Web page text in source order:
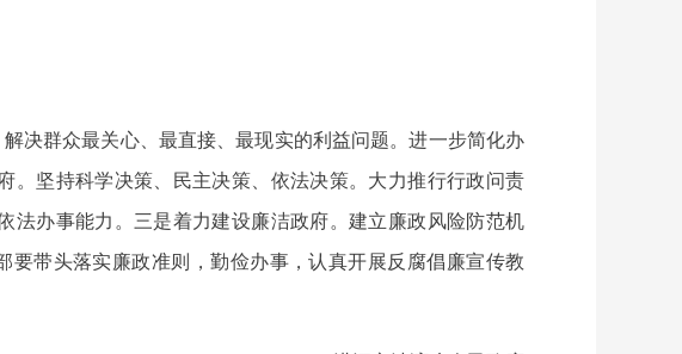
决群众最关心、最直接、最现实的利益问题。进一步简化办
坚持科学决策、民主决策、依法决策。大力推行行政问责
办事能力。三是着力建设廉洁政府。建立廉政风险防范机
带头落实廉政准则，勤俭办事，认真开展反腐倡廉宣传教